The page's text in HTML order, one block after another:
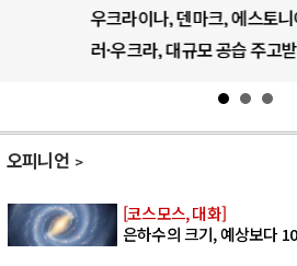
우크라이나, 덴마크, 에스토니아, 네덜란..
러·우크라, 대규모 공습 주고받아…민간 ..
오피니언
[코스모스, 대화]
은하수의 크기, 예상보다